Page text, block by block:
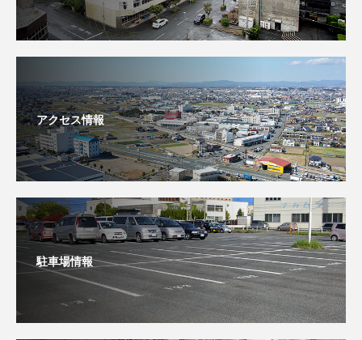
アクセス情報
駐車場情報